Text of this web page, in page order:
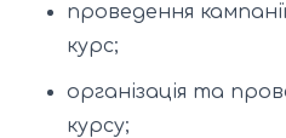
проведення
курс;
організація та
курсу;